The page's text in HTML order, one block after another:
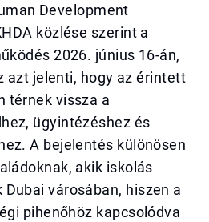
Development
közlése szerint a
2026. június 16-án,
azt jelenti, hogy az érintett
térnek vissza a
ügyintézéshez és
A bejelentés különösen
akik iskolás
városában, hiszen a
pihenőhöz kapcsolódva